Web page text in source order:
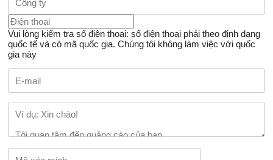
Vui lòng kiểm tra số điện thoại: số điện thoại phải theo định dạng
quốc tế và có mã quốc gia. Chúng tôi không làm việc với quốc
gia này